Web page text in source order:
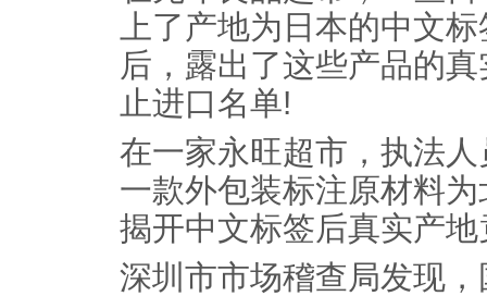
上了产地为日本的中文
后，露出了这些产品的
止进口名单!
在一家永旺超市，执法
一款外包装标注原材料
揭开中文标签后真实产
深圳市市场稽查局发现